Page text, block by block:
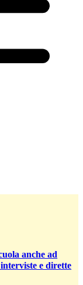
anche ad
e dirette